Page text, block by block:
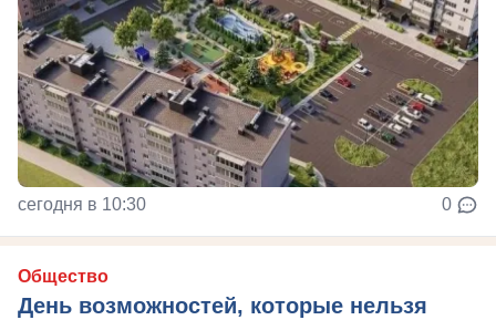
сегодня в 10:30 0
Общество
День возможностей, которые нельзя